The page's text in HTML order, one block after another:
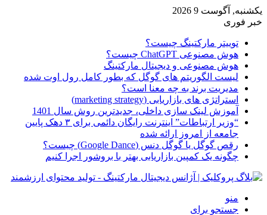
یکشنبه, آگوست 9 2026
خبر فوری
توییتر مارکتینگ چیست؟
هوش مصنوعی ChatGPT چیست؟
هوش مصنوعی و دیجیتال مارکتینگ
لیست الگوریتم های گوگل که بطور کامل رول اوت شده
مدیریت برند به چه معنا است؟
استراتژی های بازاریابی (marketing strategy)
آموزش لینک سازی داخلی، جدیدترین روش سال 1401
“وزیر ارتباطات” اینترنت رایگان دائمی برای ۳ دهک پایین
جامعه از امروز ارائه شده
رقص گوگل یا گوگل دنس (Google Dance) چیست؟
چگونه یک کمپین بازاریابی بهتر با بروشور اجرا کنیم
منو
جستجو برای